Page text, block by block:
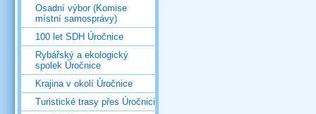
Osadní výbor (Komise
místní samosprávy)
100 let SDH Úročnice
Rybářský a ekologický
spolek Úročnice
Krajina v okolí Úročnice
Turistické trasy přes Úročnici